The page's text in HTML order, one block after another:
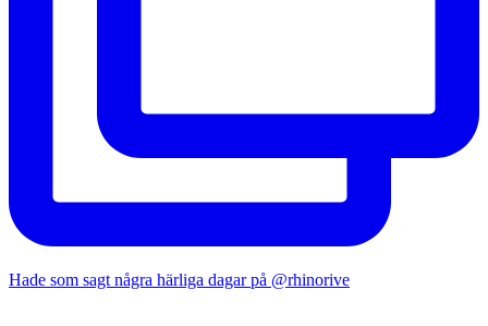
Hade som sagt några härliga dagar på @rhinorive